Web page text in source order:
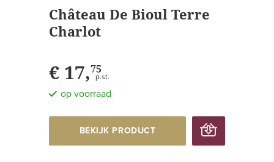
Château De Bioul Terre
Charlot
€ 17,75
p.st.
op voorraad
BEKIJK PRODUCT